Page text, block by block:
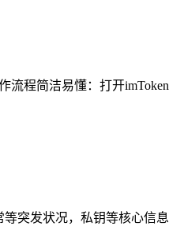
程简洁易懂：打开
突发状况，私钥等核心信